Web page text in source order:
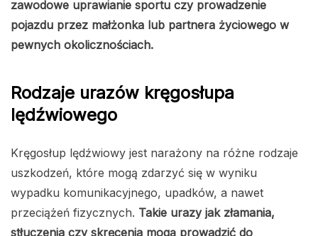
zawodowe uprawianie sportu czy prowadzenie
pojazdu przez małżonka lub partnera życiowego w
pewnych okolicznościach.
Rodzaje urazów kręgosłupa
lędźwiowego
Kręgosłup lędźwiowy jest narażony na różne rodzaje
uszkodzeń, które mogą zdarzyć się w wyniku
wypadku komunikacyjnego, upadków, a nawet
przeciążeń fizycznych. Takie urazy jak złamania,
stłuczenia czy skręcenia mogą prowadzić do